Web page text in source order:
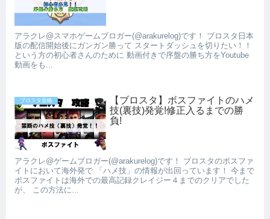
アラクレ@スマホゲームブロガー(@arakurelog)です！ ブロスタ日本
版の配信開始後にガンガン勝って スタートダッシュを切りたい！！
という方の初心者さんのために 動画付きで序盤の勝ち方をYoutube
動画をも...
ブロスタ攻略
【ブロスタ】ボスファイトのハメ
技(裏技)発覚!修正入るまでの勝
負!
アラクレ@ゲームブロガー(@arakurelog)です！ ブロスタのボスファ
イトにおいて海外発で 「ハメ技」の情報が出回っています！ 今まで
ボスファイトは海外での最高記録クレイジー４までのクリアでした
が、 この方法に...